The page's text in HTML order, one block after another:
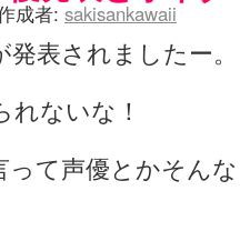
成者: sakisankawaii
表されましたー。
ないな！
って声優とかそん